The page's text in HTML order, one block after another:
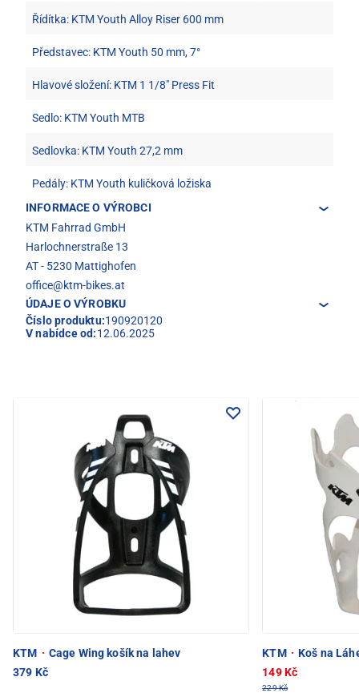
Řídítka: KTM Youth Alloy Riser 600 mm
Představec: KTM Youth 50 mm, 7°
Hlavové složení: KTM 1 1/8" Press Fit
Sedlo: KTM Youth MTB
Sedlovka: KTM Youth 27,2 mm
Pedály: KTM Youth kuličková ložiska
INFORMACE O VÝROBCI
KTM Fahrrad GmbH
Harlochnerstraße 13
AT - 5230 Mattighofen
office@ktm-bikes.at
ÚDAJE O VÝROBKU
Číslo produktu:190920120
V nabídce od:12.06.2025
KTM · Cage Wing košík na lahev
379 Kč
KTM · Koš na
149 Kč
229 Kč